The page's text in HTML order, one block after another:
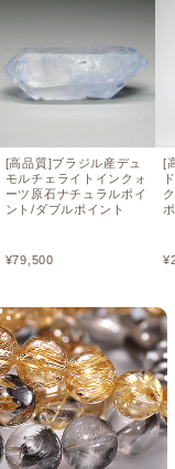
[高品質]ブラジル産デュ
モルチェライトインクォ
ーツ原石ナチュラルポイ
ント/ダブルポイント
¥79,500
[
¥